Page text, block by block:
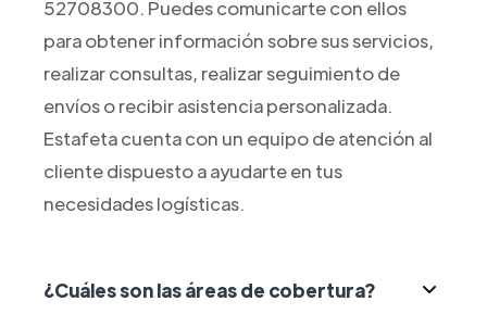
52708300. Puedes comunicarte con ellos
para obtener información sobre sus servicios,
realizar consultas, realizar seguimiento de
envíos o recibir asistencia personalizada.
Estafeta cuenta con un equipo de atención al
cliente dispuesto a ayudarte en tus
necesidades logísticas.
¿Cuáles son las áreas de cobertura?